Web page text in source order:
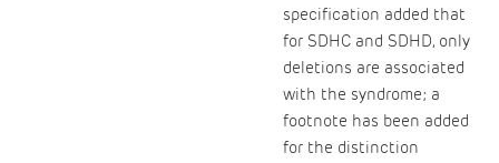
specification added that
for SDHC and SDHD, only
deletions are associated
with the syndrome; a
footnote has been added
for the distinction